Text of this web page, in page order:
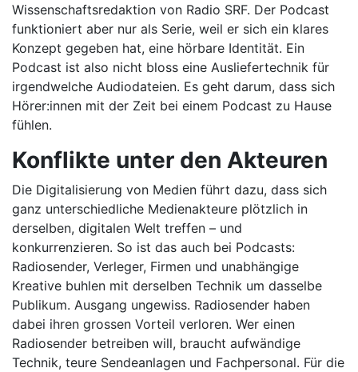
Wissenschaftsredaktion von Radio SRF. Der Podcast
funktioniert aber nur als Serie, weil er sich ein klares
Konzept gegeben hat, eine hörbare Identität. Ein
Podcast ist also nicht bloss eine Ausliefertechnik für
irgendwelche Audiodateien. Es geht darum, dass sich
Hörer:innen mit der Zeit bei einem Podcast zu Hause
fühlen.
Konflikte unter den Akteuren
Die Digitalisierung von Medien führt dazu, dass sich
ganz unterschiedliche Medienakteure plötzlich in
derselben, digitalen Welt treffen – und
konkurrenzieren. So ist das auch bei Podcasts:
Radiosender, Verleger, Firmen und unabhängige
Kreative buhlen mit derselben Technik um dasselbe
Publikum. Ausgang ungewiss. Radiosender haben
dabei ihren grossen Vorteil verloren. Wer einen
Radiosender betreiben will, braucht aufwändige
Technik, teure Sendeanlagen und Fachpersonal. Für die